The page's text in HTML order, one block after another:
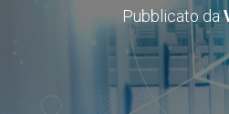
Pubblicato da